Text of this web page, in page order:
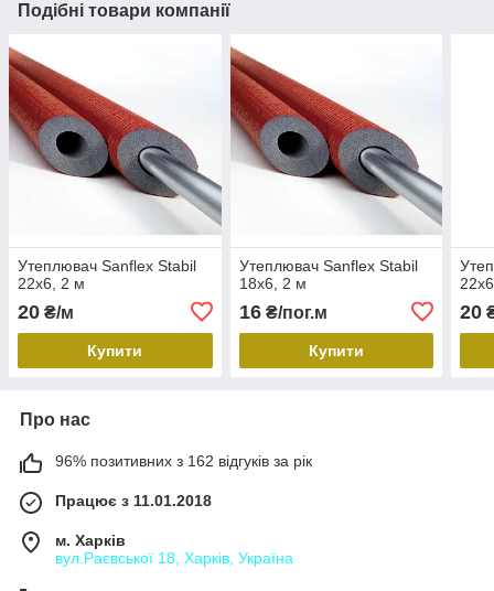
Подібні товари компанії
Утеплювач Sanflex Stabil
22х6, 2 м
20 ₴/м
Купити
Утеплювач Sanflex Stabil
18х6, 2 м
16₴/пог.м
Купити
20
Про нас
96% позитивних з 162 відгуків за рік
Працює з 11.01.2018
м. Харків
вул.Раєвської 18, Харків, Україна